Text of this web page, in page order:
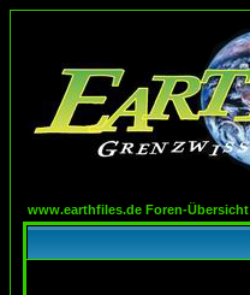
www.earthfiles.de Foren-Übersicht